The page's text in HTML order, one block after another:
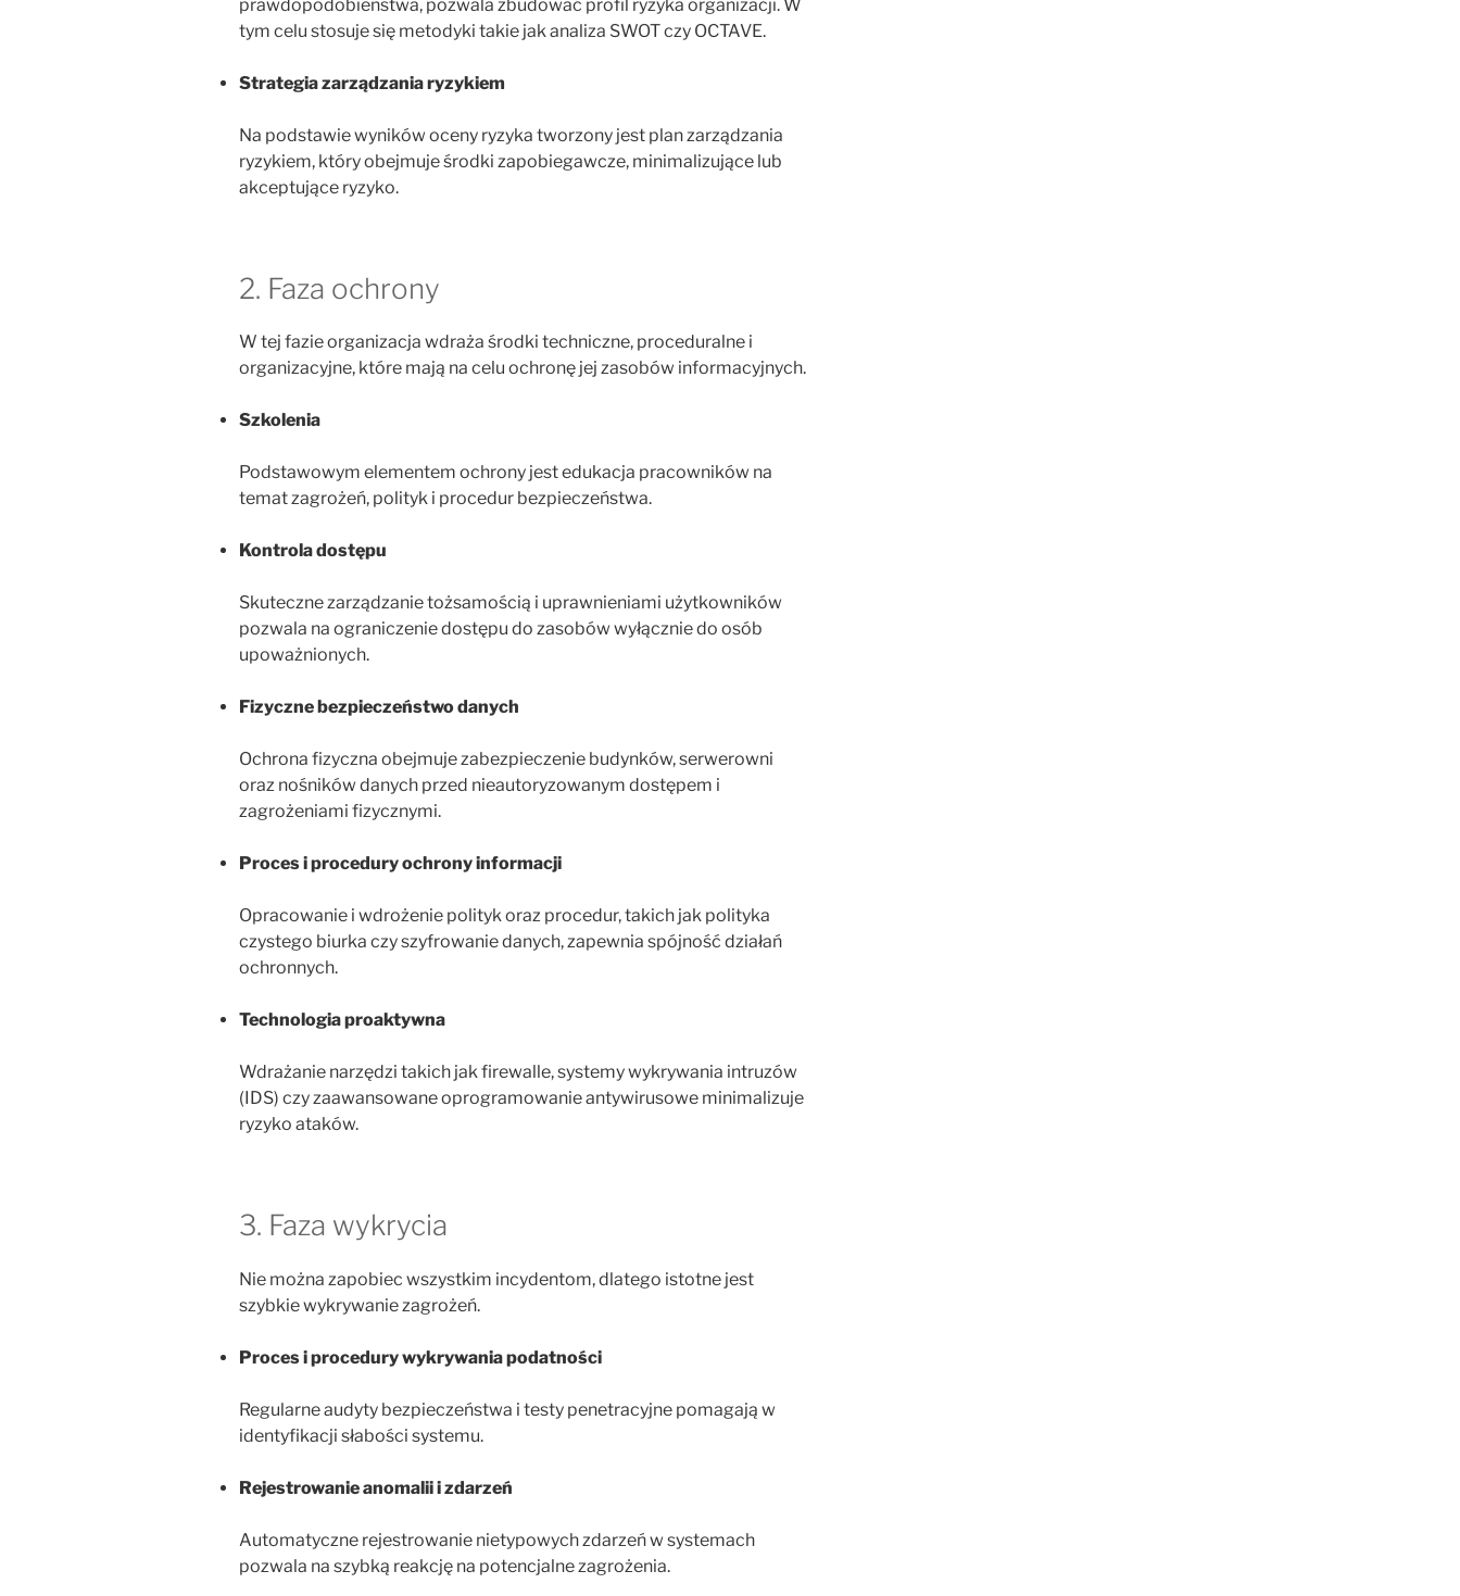
prawdopodobieństwa, pozwala zbudować profil ryzyka organizacji. W
tym celu stosuje się metodyki takie jak analiza SWOT czy OCTAVE.
Strategia zarządzania ryzykiem
Na podstawie wyników oceny ryzyka tworzony jest plan zarządzania
ryzykiem, który obejmuje środki zapobiegawcze, minimalizujące lub
akceptujące ryzyko.
2. Faza ochrony
W tej fazie organizacja wdraża środki techniczne, proceduralne i
organizacyjne, które mają na celu ochronę jej zasobów informacyjnych.
Szkolenia
Podstawowym elementem ochrony jest edukacja pracowników na
temat zagrożeń, polityk i procedur bezpieczeństwa.
Kontrola dostępu
Skuteczne zarządzanie tożsamością i uprawnieniami użytkowników
pozwala na ograniczenie dostępu do zasobów wyłącznie do osób
upoważnionych.
Fizyczne bezpieczeństwo danych
Ochrona fizyczna obejmuje zabezpieczenie budynków, serwerowni
oraz nośników danych przed nieautoryzowanym dostępem i
zagrożeniami fizycznymi.
Proces i procedury ochrony informacji
Opracowanie i wdrożenie polityk oraz procedur, takich jak polityka
czystego biurka czy szyfrowanie danych, zapewnia spójność działań
ochronnych.
Technologia proaktywna
Wdrażanie narzędzi takich jak firewalle, systemy wykrywania intruzów
(IDS) czy zaawansowane oprogramowanie antywirusowe minimalizuje
ryzyko ataków.
3. Faza wykrycia
Nie można zapobiec wszystkim incydentom, dlatego istotne jest
szybkie wykrywanie zagrożeń.
Proces i procedury wykrywania podatności
Regularne audyty bezpieczeństwa i testy penetracyjne pomagają w
identyfikacji słabości systemu.
Rejestrowanie anomalii i zdarzeń
Automatyczne rejestrowanie nietypowych zdarzeń w systemach
pozwala na szybką reakcję na potencjalne zagrożenia.